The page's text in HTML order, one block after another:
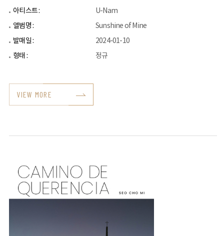
아티스트 :
U-Nam
앨범명 :
Sunshine of Mine
발매일 :
2024-01-10
형태 :
정규
VIEW MORE